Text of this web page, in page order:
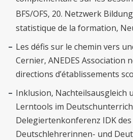
BFS/OFS, 20. Netzwerk
statistique de la formation,
Les défis sur le chemin vers
Cernier, ANEDES Association
directions d’établissements
Inklusion, Nachteilsausgleich
Lerntools im
Delegiertenkonferenz IDK
Deutschlehrerinnen- und